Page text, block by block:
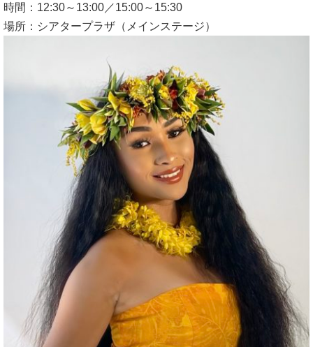
時間：12:30～13:00／15:00～15:30
場所：シアタープラザ（メインステージ）